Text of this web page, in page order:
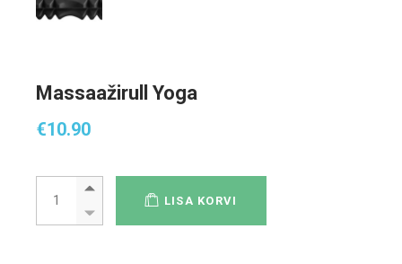
Massaažirull Yoga
€10.90
Massaažirull Yoga quantity
LISA KORVI